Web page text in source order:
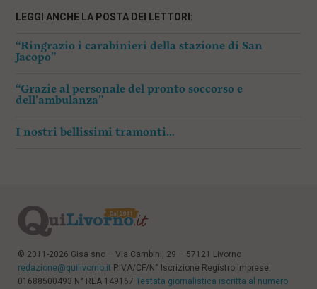
LEGGI ANCHE LA POSTA DEI LETTORI:
“Ringrazio i carabinieri della stazione di San
Jacopo”
“Grazie al personale del pronto soccorso e
dell’ambulanza”
I nostri bellissimi tramonti…
© 2011-2026 Gisa snc – Via Cambini, 29 – 57121 Livorno
redazione@quilivorno.it P.IVA/CF/N° Iscrizione Registro Imprese:
01688500493 N° REA 149167 Testata giornalistica iscritta al numero